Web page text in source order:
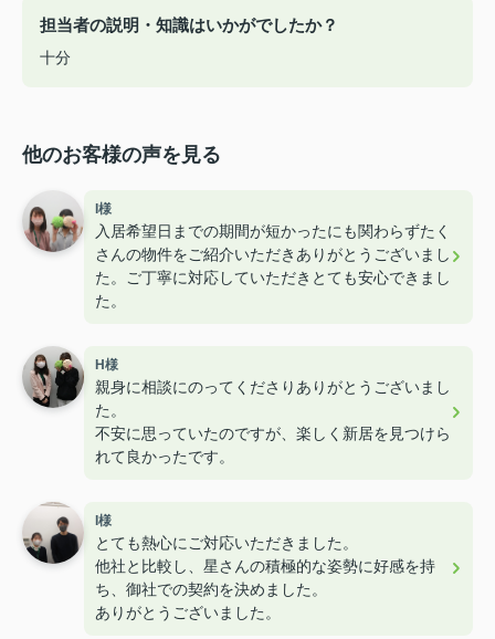
担当者の説明・知識はいかがでしたか？
十分
他のお客様の声を見る
I様
入居希望日までの期間が短かったにも関わらずたく
さんの物件をご紹介いただきありがとうございまし
た。ご丁寧に対応していただきとても安心できまし
た。
H様
親身に相談にのってくださりありがとうございまし
た。
不安に思っていたのですが、楽しく新居を見つけら
れて良かったです。
I様
とても熱心にご対応いただきました。
他社と比較し、星さんの積極的な姿勢に好感を持
ち、御社での契約を決めました。
ありがとうございました。